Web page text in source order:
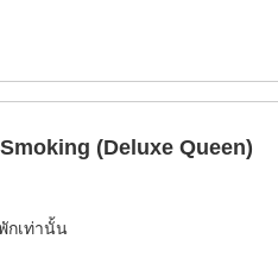
(Deluxe Queen)
กเท่านั้น